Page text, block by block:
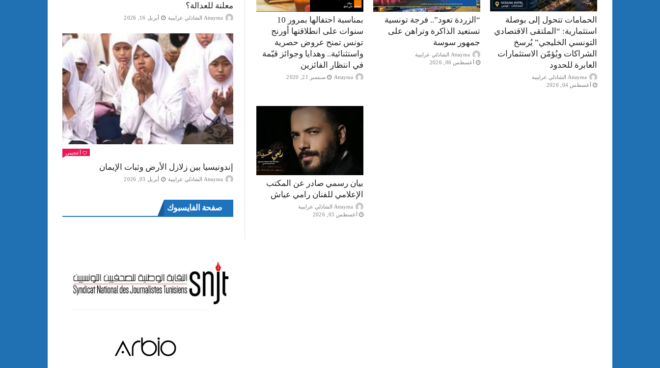
بمناسبة احتفالها بمرور 10
سنوات على انطلاقتها أورنج
تونس تمنح عروض حصرية
واستثنائية.. وهدايا وجوائز قيّمة
في انتظار الفائزين
Attayma سبتمبر 21, 2020
“الزردة تعود”.. فرجة تونسية
تستعيد الذاكرة وتراهن على
جمهور سوسة
Attayma الشاذلي عرايبية
أغسطس 06, 2026
الحمامات تتحول إلى بوصلة
استثمارية: “الملتقى الاقتصادي
التونسي الخليجي” يُرسخ
الشراكات ويُؤمّن الاستثمارات
العابرة للحدود
Attayma الشاذلي عرايبية
أغسطس 04, 2026
بيان رسمي صادر عن المكتب
الإعلامي للفنان رامي عياش
Attayma الشاذلي عرايبية
أغسطس 03, 2026
معلنة للعدالة؟
Attayma الشاذلي عرايبية أبريل 16, 2026
أعجبني
إندونيسيا بين زلازل الأرض وثبات الإيمان
Attayma الشاذلي عرايبية أبريل 03, 2026
صفحة الفايسبوك